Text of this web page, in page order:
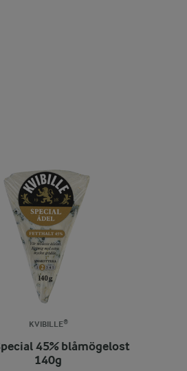
KVIBILLE®
45% blåmögelost
140g